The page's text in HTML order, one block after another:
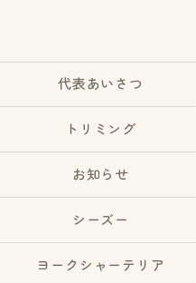
代表あいさつ
トリミング
お知らせ
シーズー
ヨークシャーテリア